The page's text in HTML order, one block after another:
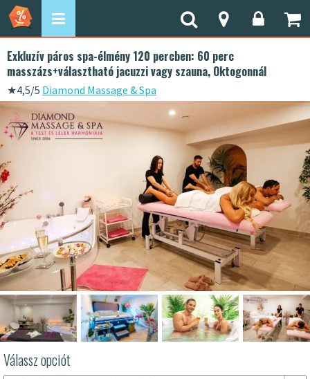
Exkluzív páros spa-élmény 120 percben: 60 perc
masszázs+választható jacuzzi vagy szauna, Oktogonnál
★4,5/5 Diamond Massage & Spa
Válassz opciót